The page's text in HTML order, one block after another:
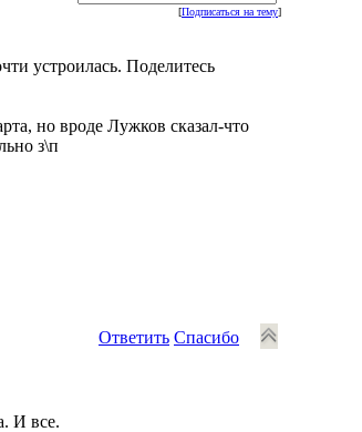
[Подписаться на тему]
устроилась. Поделитесь
но вроде Лужков сказал-что
з\п
Ответить Спасибо
И все.